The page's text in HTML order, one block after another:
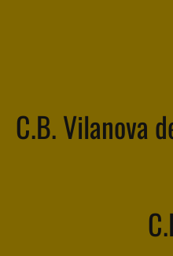
C.B. Vilanova